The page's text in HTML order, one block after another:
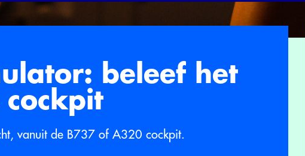
beleef het
vanuit de B737 of A320 cockpit.